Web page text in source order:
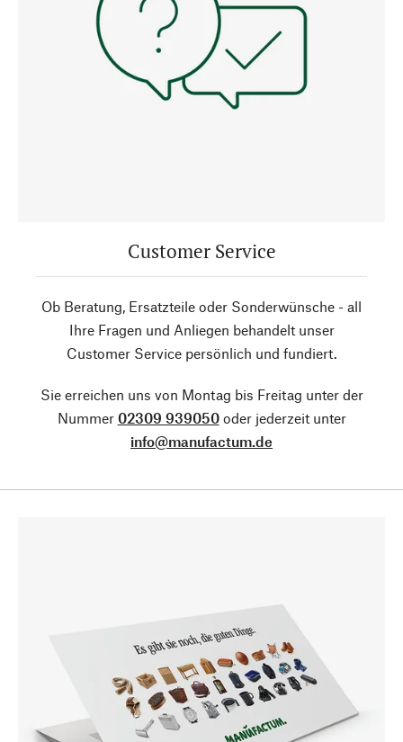
Customer Service
Ob Beratung, Ersatzteile oder Sonderwünsche - all
Ihre Fragen und Anliegen behandelt unser
Customer Service persönlich und fundiert.
Sie erreichen uns von Montag bis Freitag unter der
Nummer 02309 939050oder jederzeit unter
info@manufactum.de